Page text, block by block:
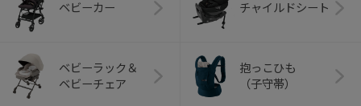
ベビーカー チャイルドシート
ベビーラック＆
ベビーチェア
抱っこひも
（子守帯）